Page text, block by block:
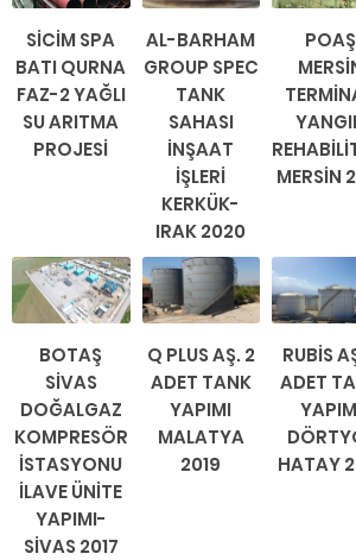
SİCİM SPA
BATI QURNA
FAZ-2 YAĞLI
SU ARITMA
PROJESİ
AL-BARHAM
GROUP SPEC
TANK
SAHASI
İNŞAAT
İŞLERİ
KERKÜK-
IRAK 2020
POAŞ
MERSİN
BOTAŞ
SİVAS
DOĞALGAZ
KOMPRESÖR
İSTASYONU
İLAVE ÜNİTE
YAPIMI-
SİVAS 2017
Q PLUS AŞ. 2
ADET TANK
YAPIMI
MALATYA
2019
RUBİS
ADET
HATAY